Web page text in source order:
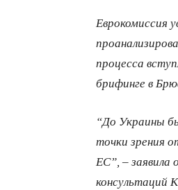
Еврокомиссия
процесса
брифинге в
“До Украины
точки зрения
ЕС”, – заявила
консультаций